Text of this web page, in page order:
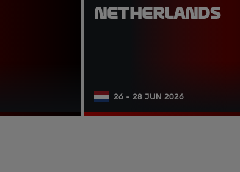
NETHERLANDS
26 - 28 JUN 2026